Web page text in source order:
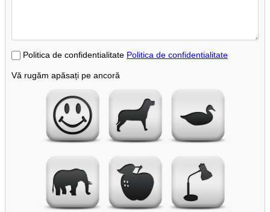
Politica de confidentialitate Politica de confidentialitate
Vă rugăm apăsați pe ancoră